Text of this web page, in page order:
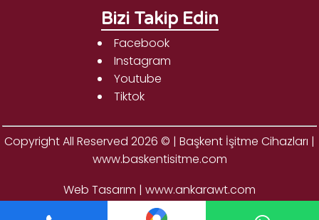
Bizi Takip Edin
Facebook
Instagram
Youtube
Tiktok
Copyright All Reserved 2026 © | Başkent İşitme Cihazları |
www.baskentisitme.com
Web Tasarım | www.ankarawt.com